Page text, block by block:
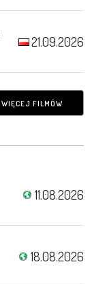
21.09.2026
WIĘCEJ FILMÓW
11.08.2026
18.08.2026